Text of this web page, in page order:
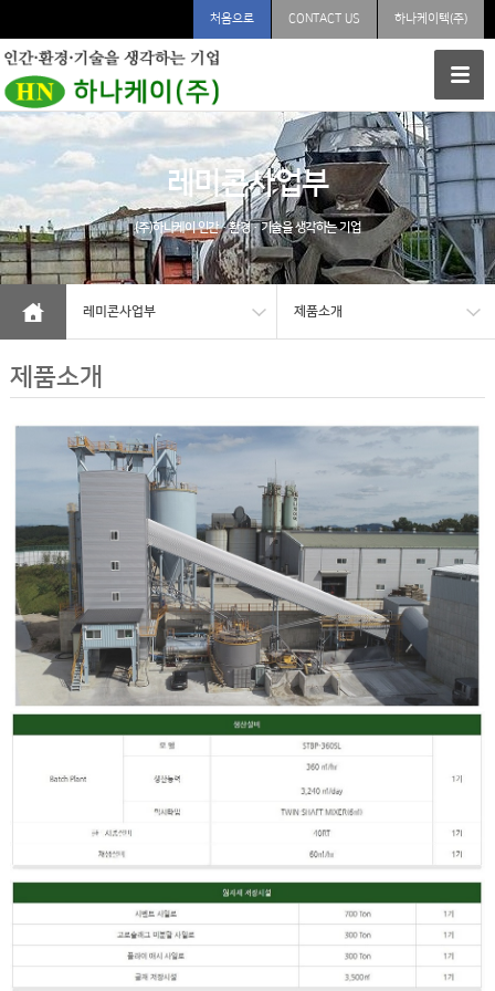
처음으로 CONTACT US 하나케이텍(주)
레미콘사업부
(주)하나케이인간·환경·기술을 생각하는 기업
레미콘사업부 제품소개
제품소개